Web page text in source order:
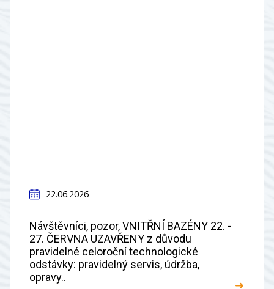
22.06.2026
Návštěvníci, pozor, VNITŘNÍ BAZÉNY 22. -
27. ČERVNA UZAVŘENY z důvodu
pravidelné celoroční technologické
odstávky: pravidelný servis, údržba,
opravy..
➜